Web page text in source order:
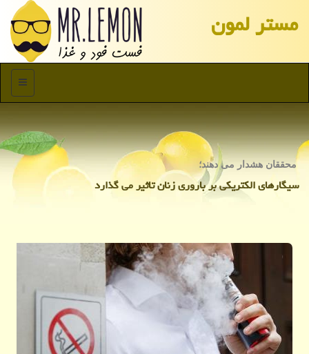
مستر لمون
منو
محققان هشدار می دهند؛
سیگارهای الكتریكی بر باروری زنان تاثیر می گذارد